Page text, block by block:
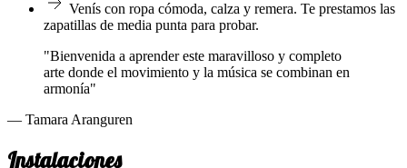
Venís con ropa cómoda, calza y remera. Te prestamos las
zapatillas de media punta para probar.
"Bienvenida a aprender este maravilloso y completo
arte donde el movimiento y la música se combinan en
armonía"
— Tamara Aranguren
Instalaciones